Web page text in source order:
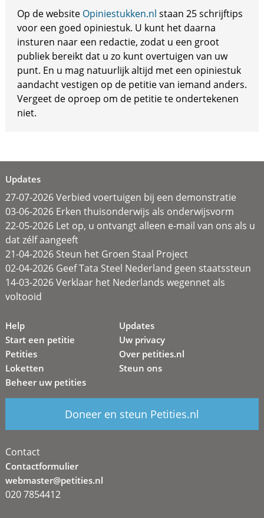
Op de website Opiniestukken.nl staan 25 schrijftips
voor een goed opiniestuk. U kunt het daarna
insturen naar een redactie, zodat u een groot
publiek bereikt dat u zo kunt overtuigen van uw
punt. En u mag natuurlijk altijd met een opiniestuk
aandacht vestigen op de petitie van iemand anders.
Vergeet de oproep om de petitie te ondertekenen
niet.
Updates
27-07-2026 Verbied voertuigen bij een demonstratie
03-06-2026 Erken thuisonderwijs als onderwijsvorm
22-05-2026 Let op, u ontvangt alleen e-mail van ons als u
dat zélf aangeeft
21-04-2026 Steun het Groen Staal Project
02-04-2026 Geef Tata Steel Nederland geen staatssteun
14-03-2026 Verklaar het Nederlands wegennet als
voltooid
Help
Start een petitie
Petities
Loketten
Beheer uw petities
Updates
Uw privacy
Over petities.nl
Steun ons
Doneer en steun Petities.nl
Contact
Contactformulier
webmaster@petities.nl
020 7854412